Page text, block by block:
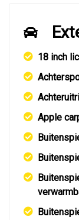
18 inch
Apple